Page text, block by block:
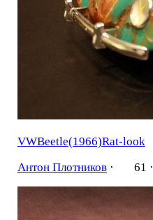
VWBeetle(1966)Rat-look
Антон Плотников· 61 ·